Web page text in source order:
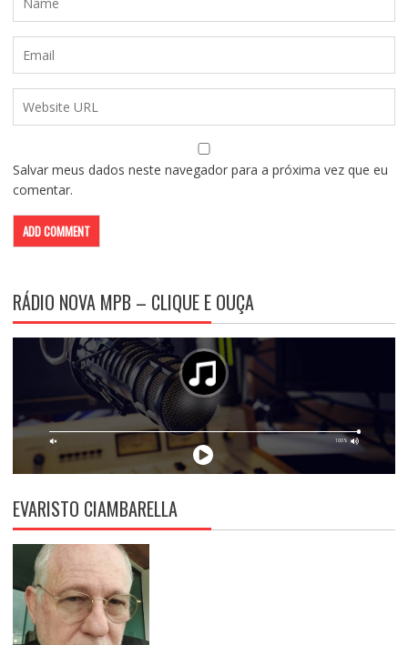
Salvar meus dados neste navegador para a próxima vez que eu
comentar.
RÁDIO NOVA MPB – CLIQUE E OUÇA
EVARISTO CIAMBARELLA